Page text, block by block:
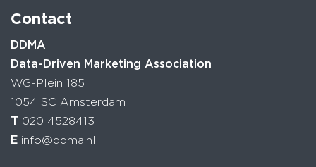
Contact
DDMA
Data-Driven Marketing Association
WG-Plein 185
1054 SC Amsterdam
T 020 4528413
E info@ddma.nl